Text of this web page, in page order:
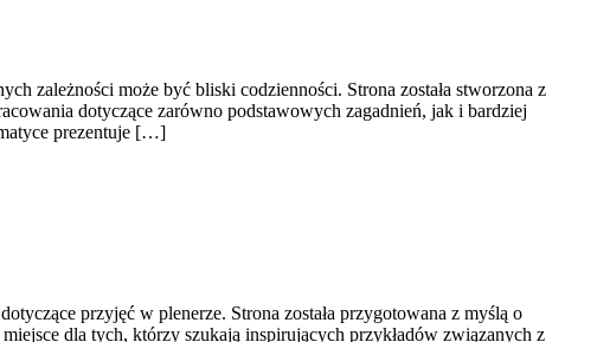
zależności może być bliski codzienności. Strona została stworzona z
dotyczące zarówno podstawowych zagadnień, jak i bardziej
prezentuje […]
przyjęć w plenerze. Strona została przygotowana z myślą o
dla tych, którzy szukają inspirujących przykładów związanych z